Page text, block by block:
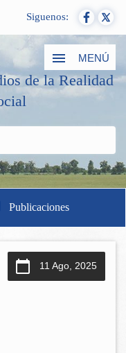
Siguenos:
MENÚ
de la Realidad
Publicaciones
11 Ago, 2025